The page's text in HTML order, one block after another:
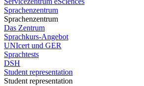
Sprachenzentrum
Sprachenzentrum
Das Zentrum
Sprachkurs-Angebot
UNIcert und GER
Sprachtests
DSH
Student representation
Student representation